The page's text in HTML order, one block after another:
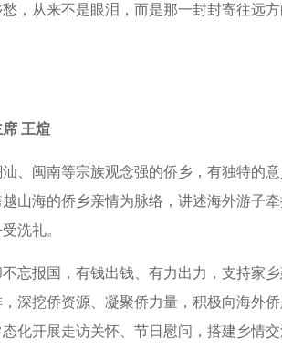
，从来不是眼泪，而是那一封封寄往远
王煊
、闽南等宗族观念强的侨乡，有独特的
山海的侨乡亲情为脉络，讲述海外游子
洗礼。
忘报国，有钱出钱、有力出力，支持家
深挖侨资源、凝聚侨力量，积极向海外
化开展走访关怀、节日慰问，搭建乡情